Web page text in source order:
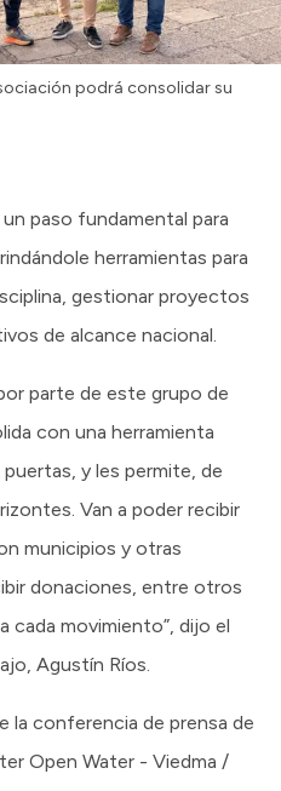
podrá consolidar su
paso fundamental para
herramientas para
gestionar proyectos
de alcance nacional.
parte de este grupo de
con una herramienta
y les permite, de
Van a poder recibir
municipios y otras
donaciones, entre otros
cada movimiento”, dijo el
Agustín Ríos.
la conferencia de prensa de
Open Water - Viedma /